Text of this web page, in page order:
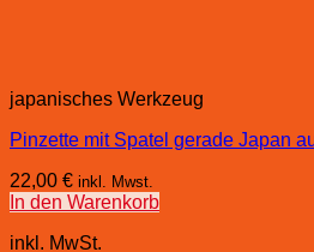
japanisches Werkzeug
Pinzette mit Spatel gerade Japan
22,00 € inkl. Mwst.
In den Warenkorb
inkl. MwSt.